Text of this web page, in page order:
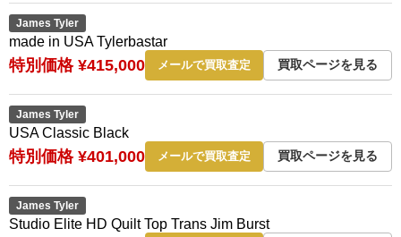
James Tyler
made in USA Tylerbastar
特別価格 ¥415,000 メールで買取査定 買取ページを見る
James Tyler
USA Classic Black
特別価格 ¥401,000 メールで買取査定 買取ページを見る
James Tyler
Studio Elite HD Quilt Top Trans Jim Burst